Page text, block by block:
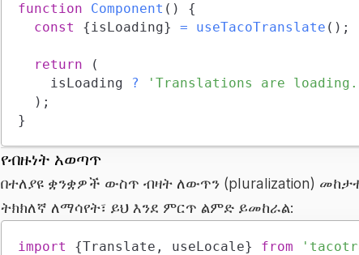
function Component ( )
{
const
{isLoading} = useTacoTranslate ( ) ;
return
(
		isLoading
? 'Translations are
) ;
}
የብዙነት አወጣጥ
በተለያዩ ቋንቋዎች ውስጥ ብዛት ለውጥን (pluralization)
ትክክለኛ ለማሳየት፣ ይህ እንደ ምርጥ ልምድ ይመከራል:
import {Translate , useLocale} from